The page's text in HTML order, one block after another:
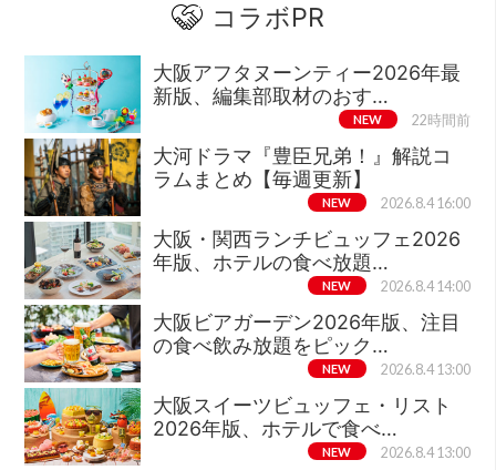
コラボPR
大阪アフタヌーンティー2026年最
新版、編集部取材のおす…
NEW 22時間前
大河ドラマ『豊臣兄弟！』解説コ
ラムまとめ【毎週更新】
NEW 2026.8.4 16:00
大阪・関西ランチビュッフェ2026
年版、ホテルの食べ放題…
NEW 2026.8.4 14:00
大阪ビアガーデン2026年版、注目
の食べ飲み放題をピック…
NEW 2026.8.4 13:00
大阪スイーツビュッフェ・リスト
2026年版、ホテルで食べ…
NEW 2026.8.4 13:00